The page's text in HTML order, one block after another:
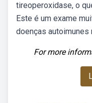
tireoperoxidase,‌ o
Este é um exame
doenças autoimunes
For more